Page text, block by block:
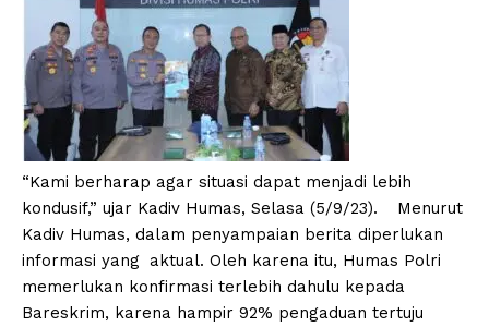
“Kami berharap agar situasi dapat menjadi lebih
kondusif,” ujar Kadiv Humas, Selasa (5/9/23). Menurut
Kadiv Humas, dalam penyampaian berita diperlukan
informasi yang aktual. Oleh karena itu, Humas Polri
memerlukan konfirmasi terlebih dahulu kepada
Bareskrim, karena hampir 92% pengaduan tertuju